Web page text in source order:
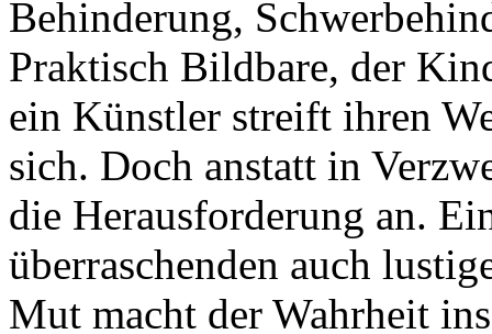
Behinderung,
Praktisch Bildbare, der
ein Künstler streift ihren
sich. Doch anstatt in
die Herausforderung an.
überraschenden auch
Mut macht der Wahrheit